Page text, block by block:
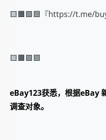
🟨🟧🟩🟦『https://t.me/
🟨🟧🟩🟦
eBay123获悉，根据eBay
调查对象。